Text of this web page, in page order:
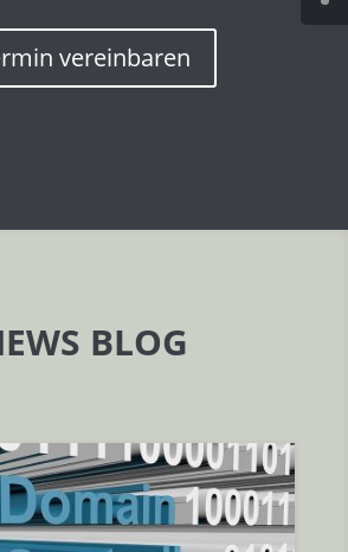
vereinbaren
BLOG